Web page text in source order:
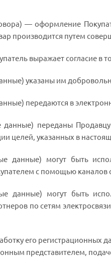
— оформление
производится путем
выражает согласие в
указаны им
передаются в
переданы
целей, указанных в
данные) могут быть
с помощью каналов
данные) могут быть
по сетям
его
представителем,